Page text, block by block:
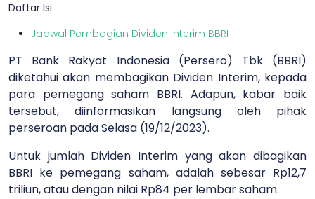
Daftar Isi
Jadwal Pembagian Dividen Interim BBRI
PT Bank Rakyat Indonesia (Persero) Tbk (BBRI)
diketahui akan membagikan Dividen Interim, kepada
para pemegang saham BBRI. Adapun, kabar baik
tersebut, diinformasikan langsung oleh pihak
perseroan pada Selasa (19/12/2023).
Untuk jumlah Dividen Interim yang akan dibagikan
BBRI ke pemegang saham, adalah sebesar Rp12,7
triliun, atau dengan nilai Rp84 per lembar saham.